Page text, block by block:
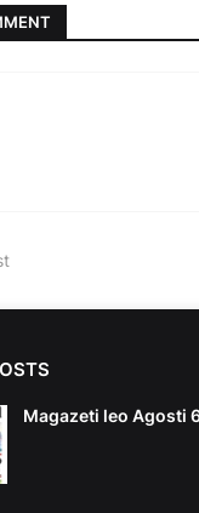
Magazeti leo Agosti